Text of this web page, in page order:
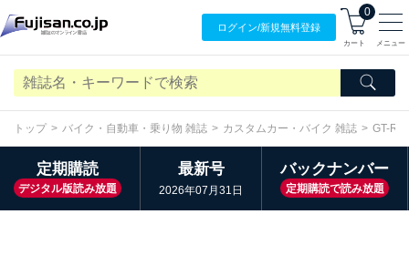
ログイン/新規無料登録
0
カート メニュー
トップ バイク・自動車・乗り物 雑誌 カスタムカー・バイク 雑誌 GT-R
定期購読
デジタル版読み放題
最新号
2026年07月31日
バックナンバー
定期購読で読み放題